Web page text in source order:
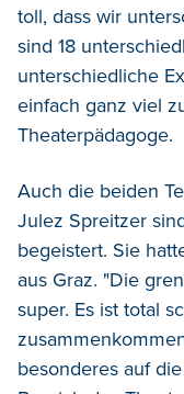
toll, dass wir
sind 18
unterschiedliche
einfach ganz viel
Theaterpädagoge.
Auch die beiden
Julez Spreitzer
begeistert. Sie
aus Graz. "Die
super. Es ist total
besonderes auf